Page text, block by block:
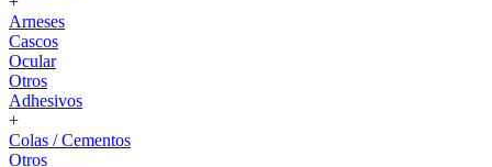
Arneses
Cascos
Ocular
Otros
Adhesivos
+
Colas / Cementos
Otros